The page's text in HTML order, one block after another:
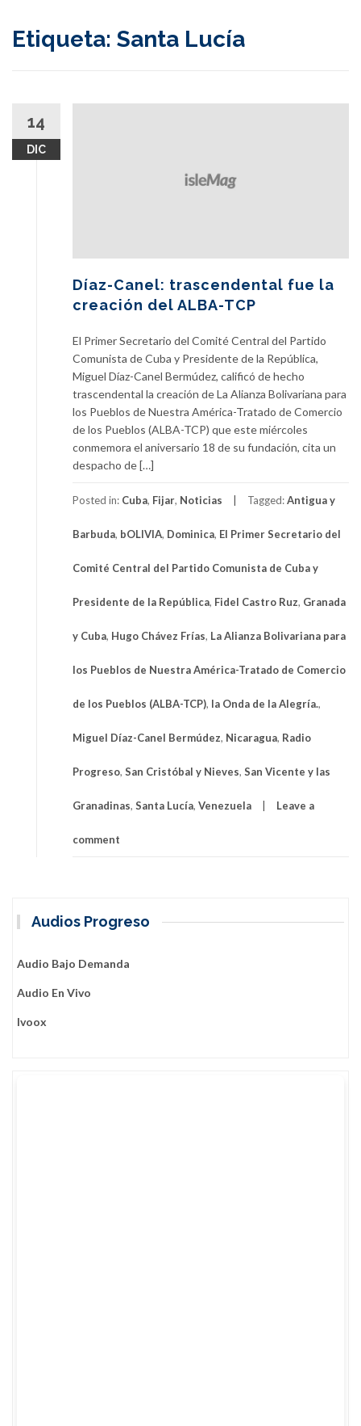
Etiqueta: Santa Lucía
14
DIC
Díaz-Canel: trascendental fue la
creación del ALBA-TCP
El Primer Secretario del Comité Central del Partido
Comunista de Cuba y Presidente de la República,
Miguel Díaz-Canel Bermúdez, calificó de hecho
trascendental la creación de La Alianza Bolivariana para
los Pueblos de Nuestra América-Tratado de Comercio
de los Pueblos (ALBA-TCP) que este miércoles
conmemora el aniversario 18 de su fundación, cita un
despacho de […]
Posted in: Cuba, Fijar, Noticias Tagged:Antigua y
Barbuda, bOLIVIA, Dominica, El Primer Secretario del
Comité Central del Partido Comunista de Cuba y
Presidente de la República, Fidel Castro Ruz, Granada
y Cuba, Hugo Chávez Frías, La Alianza Bolivariana para
los Pueblos de Nuestra América-Tratado de Comercio
de los Pueblos (ALBA-TCP), la Onda de la Alegría.,
Miguel Díaz-Canel Bermúdez, Nicaragua, Radio
Progreso, San Cristóbal y Nieves, San Vicente y las
Granadinas, Santa Lucía, Venezuela Leave a
comment
Audios Progreso
Audio Bajo Demanda
Audio En Vivo
Ivoox